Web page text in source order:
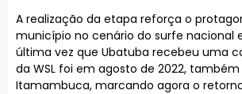
A realização da etapa reforça o
município no cenário do surfe nacional
última vez que Ubatuba recebeu uma
da WSL foi em agosto de 2022,
Itamambuca, marcando agora o